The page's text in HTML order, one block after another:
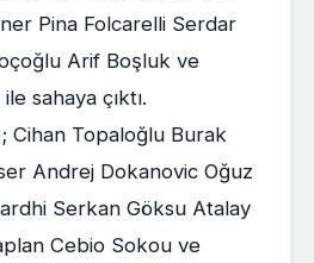
Pina Folcarelli Serdar
Arif Boşluk ve
sahaya çıktı.
Cihan Topaloğlu Burak
Andrej Dokanovic Oğuz
Serkan Göksu Atalay
Cebio Sokou ve